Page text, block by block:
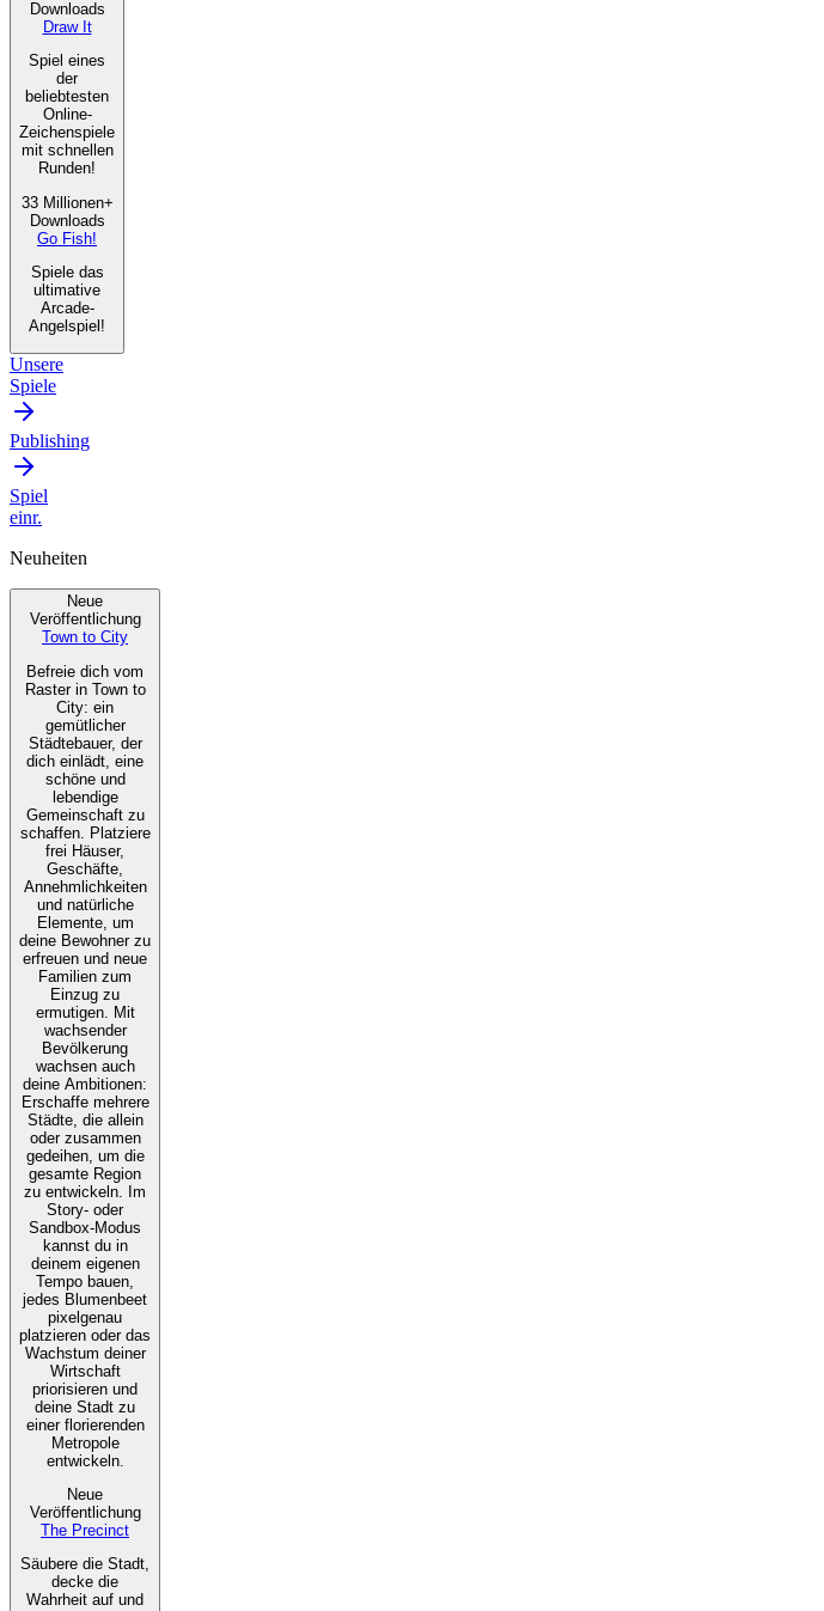
Downloads
Draw It
Spiel eines
der
beliebtesten
Online-
Zeichenspiele
mit schnellen
Runden!
33 Millionen+
Downloads
Go Fish!
Spiele das
ultimative
Arcade-
Angelspiel!
Unsere
Spiele
Publishing
Spiel
einr.
Neuheiten
Neue
Veröffentlichung
Town to City
Befreie dich vom
Raster in Town to
City: ein
gemütlicher
Städtebauer, der
dich einlädt, eine
schöne und
lebendige
Gemeinschaft zu
schaffen. Platziere
frei Häuser,
Geschäfte,
Annehmlichkeiten
und natürliche
Elemente, um
deine Bewohner zu
erfreuen und neue
Familien zum
Einzug zu
ermutigen. Mit
wachsender
Bevölkerung
wachsen auch
deine Ambitionen:
Erschaffe mehrere
Städte, die allein
oder zusammen
gedeihen, um die
gesamte Region
zu entwickeln. Im
Story- oder
Sandbox-Modus
kannst du in
deinem eigenen
Tempo bauen,
jedes Blumenbeet
pixelgenau
platzieren oder das
Wachstum deiner
Wirtschaft
priorisieren und
deine Stadt zu
einer florierenden
Metropole
entwickeln.
Neue
Veröffentlichung
The Precinct
Säubere die Stadt,
decke die
Wahrheit auf und